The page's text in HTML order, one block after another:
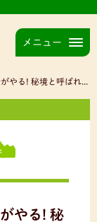
メニュー
境と呼ばれた地区に光を!!
やる! 秘